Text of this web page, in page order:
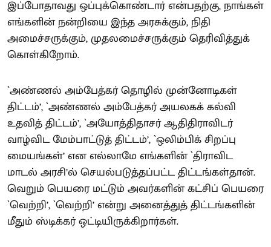
இப்போதாவது ஒப்புக்கொண்டார் என்பதற்கு, நாங்கள்
எங்களின் நன்றியை இந்த அரசுக்கும், நிதி
அமைச்சருக்கும், முதலமைச்சருக்கும் தெரிவித்துக்
கொள்கிறோம்.
`அண்ணல் அம்பேத்கர் தொழில் முன்னோடிகள்
திட்டம்’, `அண்ணல் அம்பேத்கர் அயலகக் கல்வி
உதவித் திட்டம்’, `அயோத்திதாசர் ஆதிதிராவிடர்
வாழ்விட மேம்பாட்டுத் திட்டம்’, `ஒலிம்பிக் சிறப்பு
மையங்கள்’ என எல்லாமே எங்களின் `திராவிட
மாடல் அரசி’ல் செயல்படுத்தப்பட்ட திட்டங்கள்தான்.
வெறும் பெயரை மட்டும் அவர்களின் கட்சிப் பெயரை
`வெற்றி’, `வெற்றி’ என்று அனைத்துத் திட்டங்களின்
மீதும் ஸ்டிக்கர் ஒட்டியிருக்கிறார்கள்.